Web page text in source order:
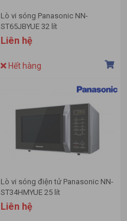
Lò vi sóng Panasonic NN-
ST65JBYUE 32 lít
Liên hệ
Hết hàng
Lò vi sóng điện tử Panasonic NN-
ST34HMYUE 25 lít
Liên hệ